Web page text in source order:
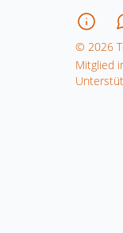
© 2026
Mitglied